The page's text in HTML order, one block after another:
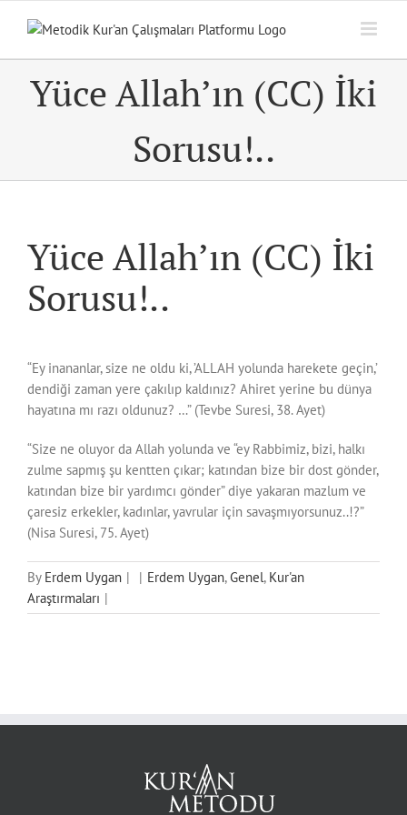
Yüce Allah’ın (CC) İki
Sorusu!..
Yüce Allah’ın (CC) İki
Sorusu!..
“Ey inananlar, size ne oldu ki, ’ALLAH yolunda harekete geçin,’
dendiği zaman yere çakılıp kaldınız? Ahiret yerine bu dünya
hayatına mı razı oldunuz? …” (Tevbe Suresi, 38. Ayet)
“Size ne oluyor da Allah yolunda ve “ey Rabbimiz, bizi, halkı
zulme sapmış şu kentten çıkar; katından bize bir dost gönder,
katından bize bir yardımcı gönder” diye yakaran mazlum ve
çaresiz erkekler, kadınlar, yavrular için savaşmıyorsunuz..!?”
(Nisa Suresi, 75. Ayet)
By Erdem Uygan | | Erdem Uygan,Genel, Kur'an
Araştırmaları |